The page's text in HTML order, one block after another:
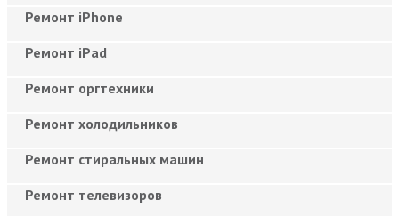
Ремонт iPhone
Ремонт iPad
Ремонт оргтехники
Ремонт холодильников
Ремонт стиральных машин
Ремонт телевизоров